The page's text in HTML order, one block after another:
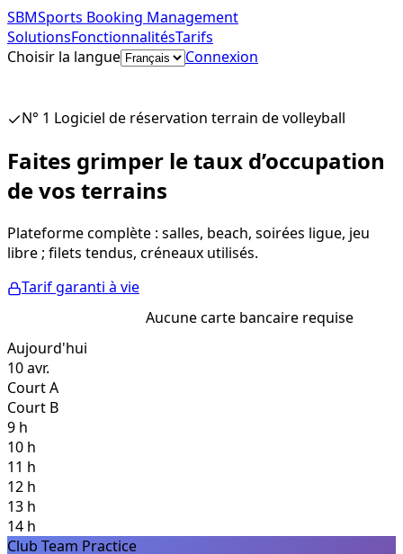
SBMSports Booking Management
SolutionsFonctionnalitésTarifs
Choisir la langue
Connexion
N° 1 Logiciel de réservation terrain de volleyball
Faites grimper le taux d’occupation
de vos terrains
Plateforme complète : salles, beach, soirées ligue, jeu
libre ; filets tendus, créneaux utilisés.
Tarif garanti à vie
Aucune carte bancaire requise
Aujourd'hui
10 avr.
Court A
Court B
9 h
10 h
11 h
12 h
13 h
14 h
Club Team Practice